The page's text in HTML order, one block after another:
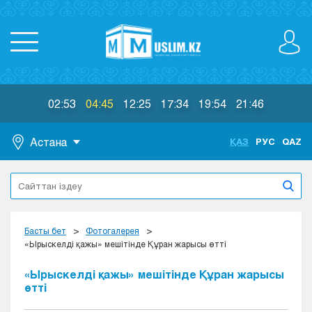
02:53 04:45 12:25 17:34 19:54 21:46
Астана
Астана
Алматы
Атырау
Караганда
Кокшетау
Костанай
ҚАЗ РУС QAZ
Басты бет
Фотогалерея
«Ырыскелді қажы» мешітінде Құран жарысы өтті
«Ырыскелді қажы» мешітінде Құран жарысы
өтті